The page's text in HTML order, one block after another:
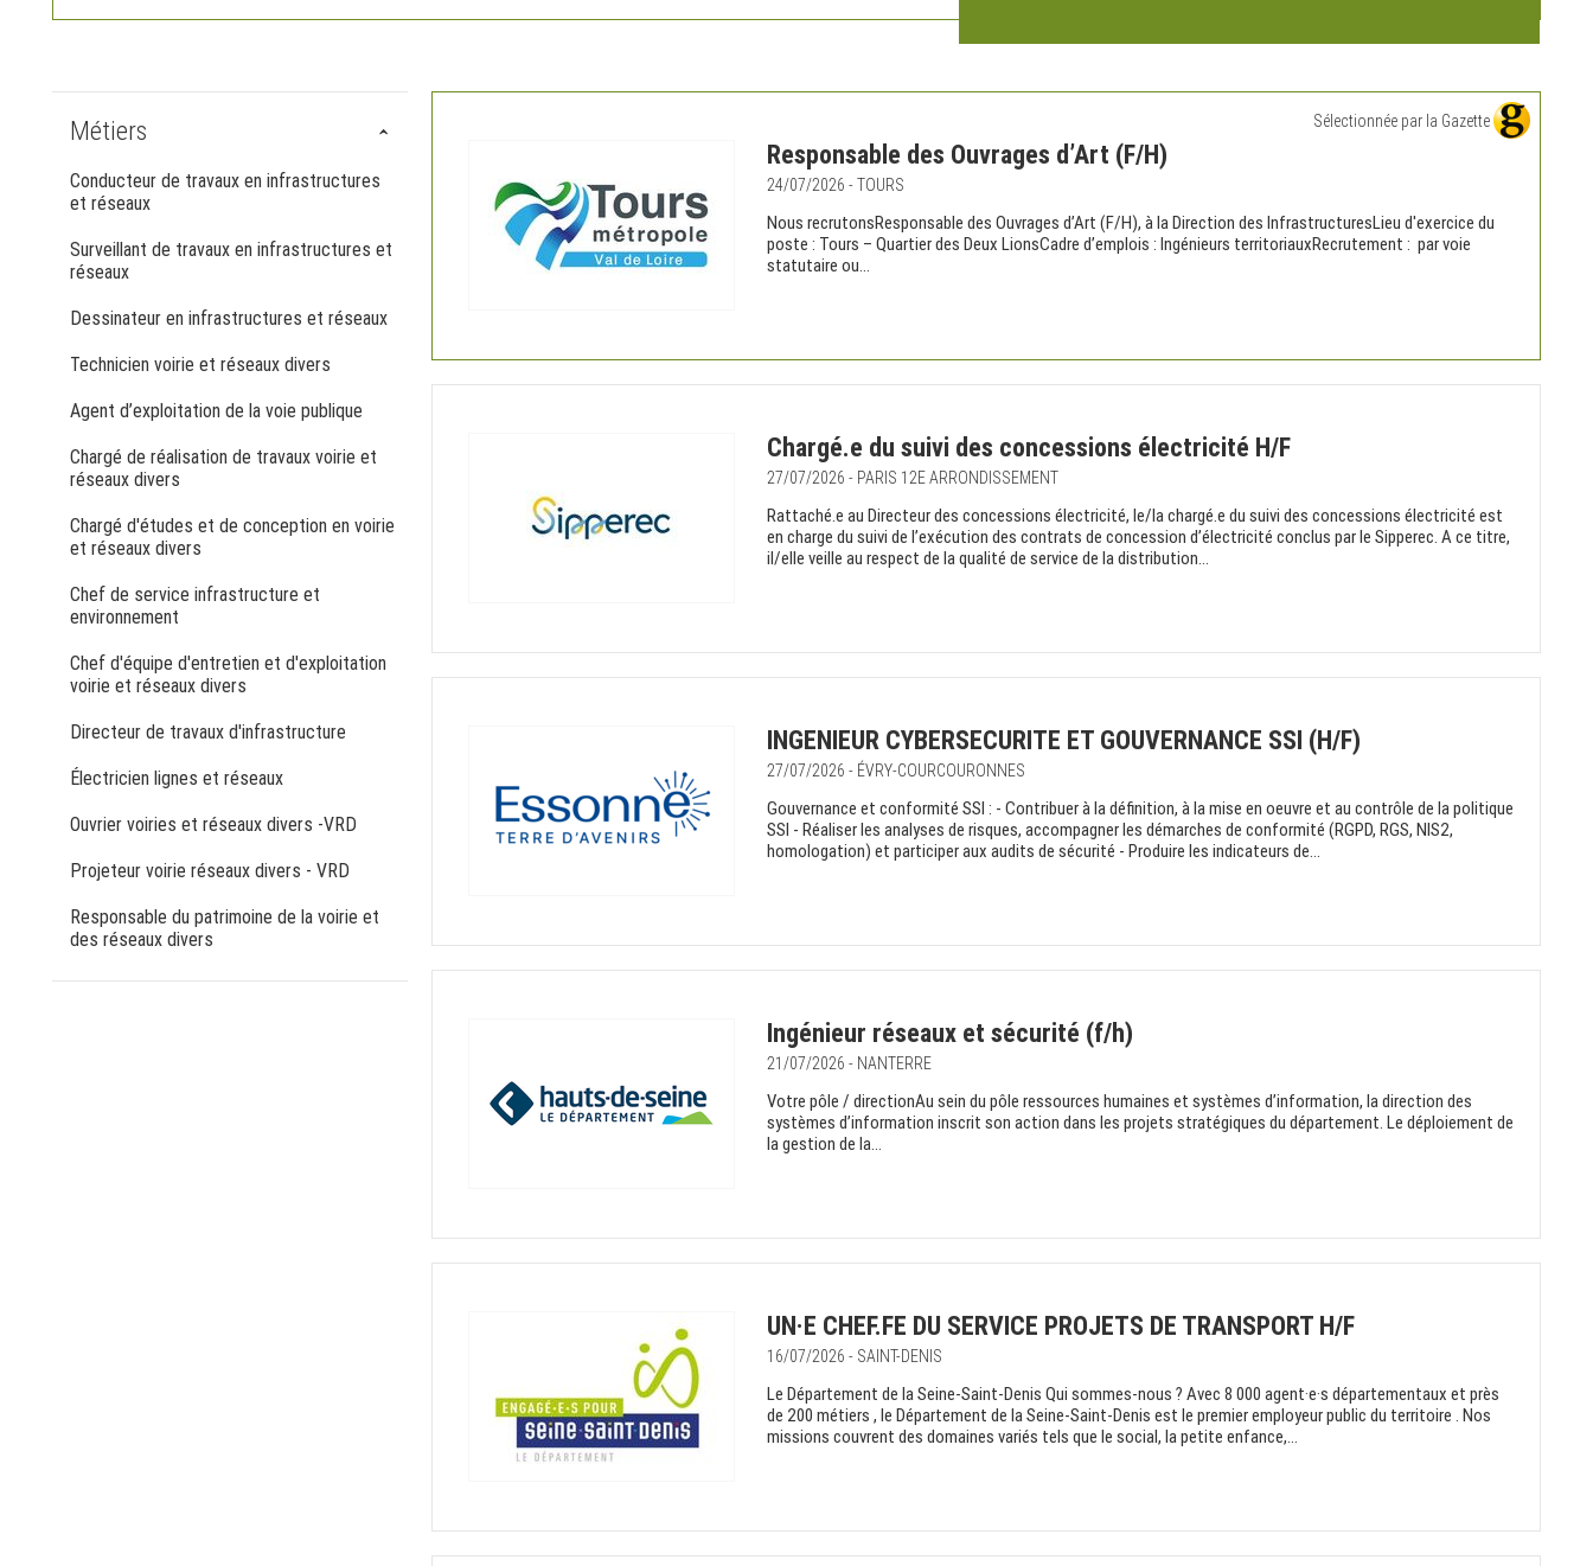
Métiers
Conducteur de travaux en infrastructures
et réseaux
Surveillant de travaux en infrastructures et
réseaux
Dessinateur en infrastructures et réseaux
Technicien voirie et réseaux divers
Agent d’exploitation de la voie publique
Chargé de réalisation de travaux voirie et
réseaux divers
Chargé d'études et de conception en voirie
et réseaux divers
Chef de service infrastructure et
environnement
Chef d'équipe d'entretien et d'exploitation
voirie et réseaux divers
Directeur de travaux d'infrastructure
Électricien lignes et réseaux
Ouvrier voiries et réseaux divers -VRD
Projeteur voirie réseaux divers - VRD
Responsable du patrimoine de la voirie et
des réseaux divers
Sélectionnée par la Gazette
Responsable des Ouvrages d’Art (F/H)
24/07/2026 - TOURS
Nous recrutonsResponsable des Ouvrages d’Art (F/H), à la Direction des InfrastructuresLieu d'exercice du
poste : Tours – Quartier des Deux LionsCadre d’emplois : Ingénieurs territoriauxRecrutement : par voie
statutaire ou...
Chargé.e du suivi des concessions électricité H/F
27/07/2026 - PARIS 12E ARRONDISSEMENT
Rattaché.e au Directeur des concessions électricité, le/la chargé.e du suivi des concessions électricité est
en charge du suivi de l’exécution des contrats de concession d’électricité conclus par le Sipperec. A ce titre,
il/elle veille au respect de la qualité de service de la distribution...
INGENIEUR CYBERSECURITE ET GOUVERNANCE SSI (H/F)
27/07/2026 - ÉVRY-COURCOURONNES
Gouvernance et conformité SSI : - Contribuer à la définition, à la mise en oeuvre et au contrôle de la politique
SSI - Réaliser les analyses de risques, accompagner les démarches de conformité (RGPD, RGS, NIS2,
homologation) et participer aux audits de sécurité - Produire les indicateurs de...
Ingénieur réseaux et sécurité (f/h)
21/07/2026 - NANTERRE
Votre pôle / directionAu sein du pôle ressources humaines et systèmes d’information, la direction des
systèmes d’information inscrit son action dans les projets stratégiques du département. Le déploiement de
la gestion de la...
UN·E CHEF.FE DU SERVICE PROJETS DE TRANSPORT H/F
16/07/2026 - SAINT-DENIS
Le Département de la Seine-Saint-Denis Qui sommes-nous ? Avec 8 000 agent·e·s départementaux et près
de 200 métiers , le Département de la Seine-Saint-Denis est le premier employeur public du territoire . Nos
missions couvrent des domaines variés tels que le social, la petite enfance,...